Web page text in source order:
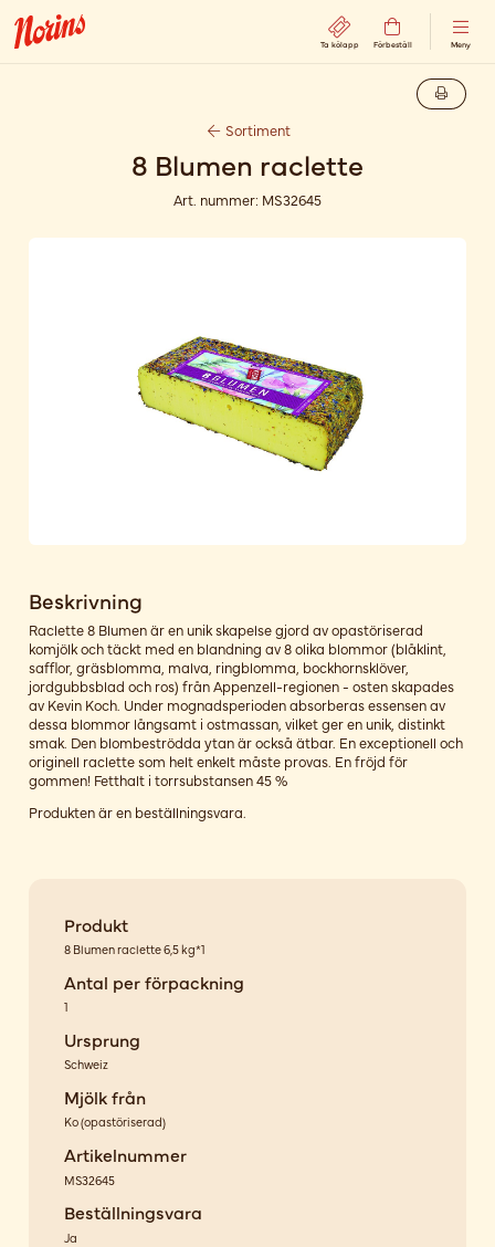
Ta kölapp Förbeställ Meny
Sortiment
8 Blumen raclette
Art. nummer: MS32645
Beskrivning
Raclette 8 Blumen är en unik skapelse gjord av opastöriserad
komjölk och täckt med en blandning av 8 olika blommor (blåklint,
safflor, gräsblomma, malva, ringblomma, bockhornsklöver,
jordgubbsblad och ros) från Appenzell-regionen - osten skapades
av Kevin Koch. Under mognadsperioden absorberas essensen av
dessa blommor långsamt i ostmassan, vilket ger en unik, distinkt
smak. Den blombeströdda ytan är också ätbar. En exceptionell och
originell raclette som helt enkelt måste provas. En fröjd för
gommen! Fetthalt i torrsubstansen 45 %
Produkten är en beställningsvara.
Produkt
8 Blumen raclette 6,5 kg*1
Antal per förpackning
1
Ursprung
Schweiz
Mjölk från
Ko(opastöriserad)
Artikelnummer
MS32645
Beställningsvara
Ja